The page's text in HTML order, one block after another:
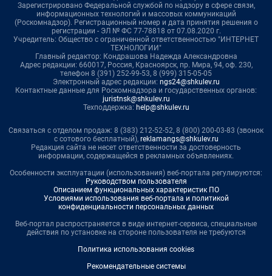
Зарегистрировано Федеральной службой по надзору в сфере связи,
информационных технологий и массовых коммуникаций
(Роскомнадзор). Регистрационный номер и дата принятия решения о
регистрации - ЭЛ № ФС 77-78818 от 07.08.2020 г.
Учредитель: Общество с ограниченной ответственностью "ИНТЕРНЕТ
ТЕХНОЛОГИИ"
Главный редактор: Кондрашова Надежда Александровна
Адрес редакции: 660017, Россия, Красноярск, пр. Мира, 94, оф. 230,
телефон 8 (391) 252-99-53, 8 (999) 315-05-05
Электронный адрес редакции: ngs24@shkulev.ru
Контактные данные для Роскомнадзора и государственных органов:
juristnsk@shkulev.ru
Техподдержка: help@shkulev.ru
Связаться с отделом продаж: 8 (383) 212-52-52, 8 (800) 200-03-83 (звонок
с сотового бесплатный), reklamangs@shkulev.ru
Редакция сайта не несет ответственности за достоверность
информации, содержащейся в рекламных объявлениях.
Особенности эксплуатации (использования) веб-портала регулируются:
Руководством пользователя
Описанием функциональных характеристик ПО
Условиями использования веб-портала и политикой
конфиденциальности персональных данных
Веб-портал распространяется в виде интернет-сервиса, специальные
действия по установке на стороне пользователя не требуются
Политика использования cookies
Рекомендательные системы